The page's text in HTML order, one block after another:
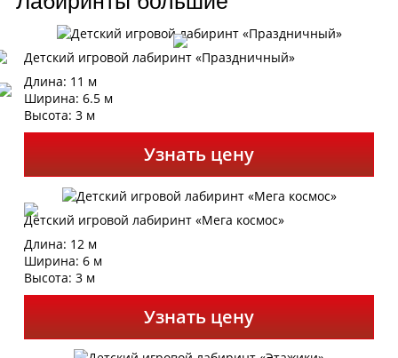
Детский игровой лабиринт «Праздничный»
Длина: 11 м
Ширина: 6.5 м
Высота: 3 м
Узнать цену
Детский игровой лабиринт «Мега космос»
Длина: 12 м
Ширина: 6 м
Высота: 3 м
Узнать цену